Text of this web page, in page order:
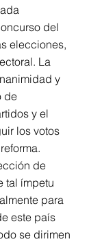
del
elecciones,
La
y
de
y el
los votos
de
tal ímpetu
para
este país
se dirimen